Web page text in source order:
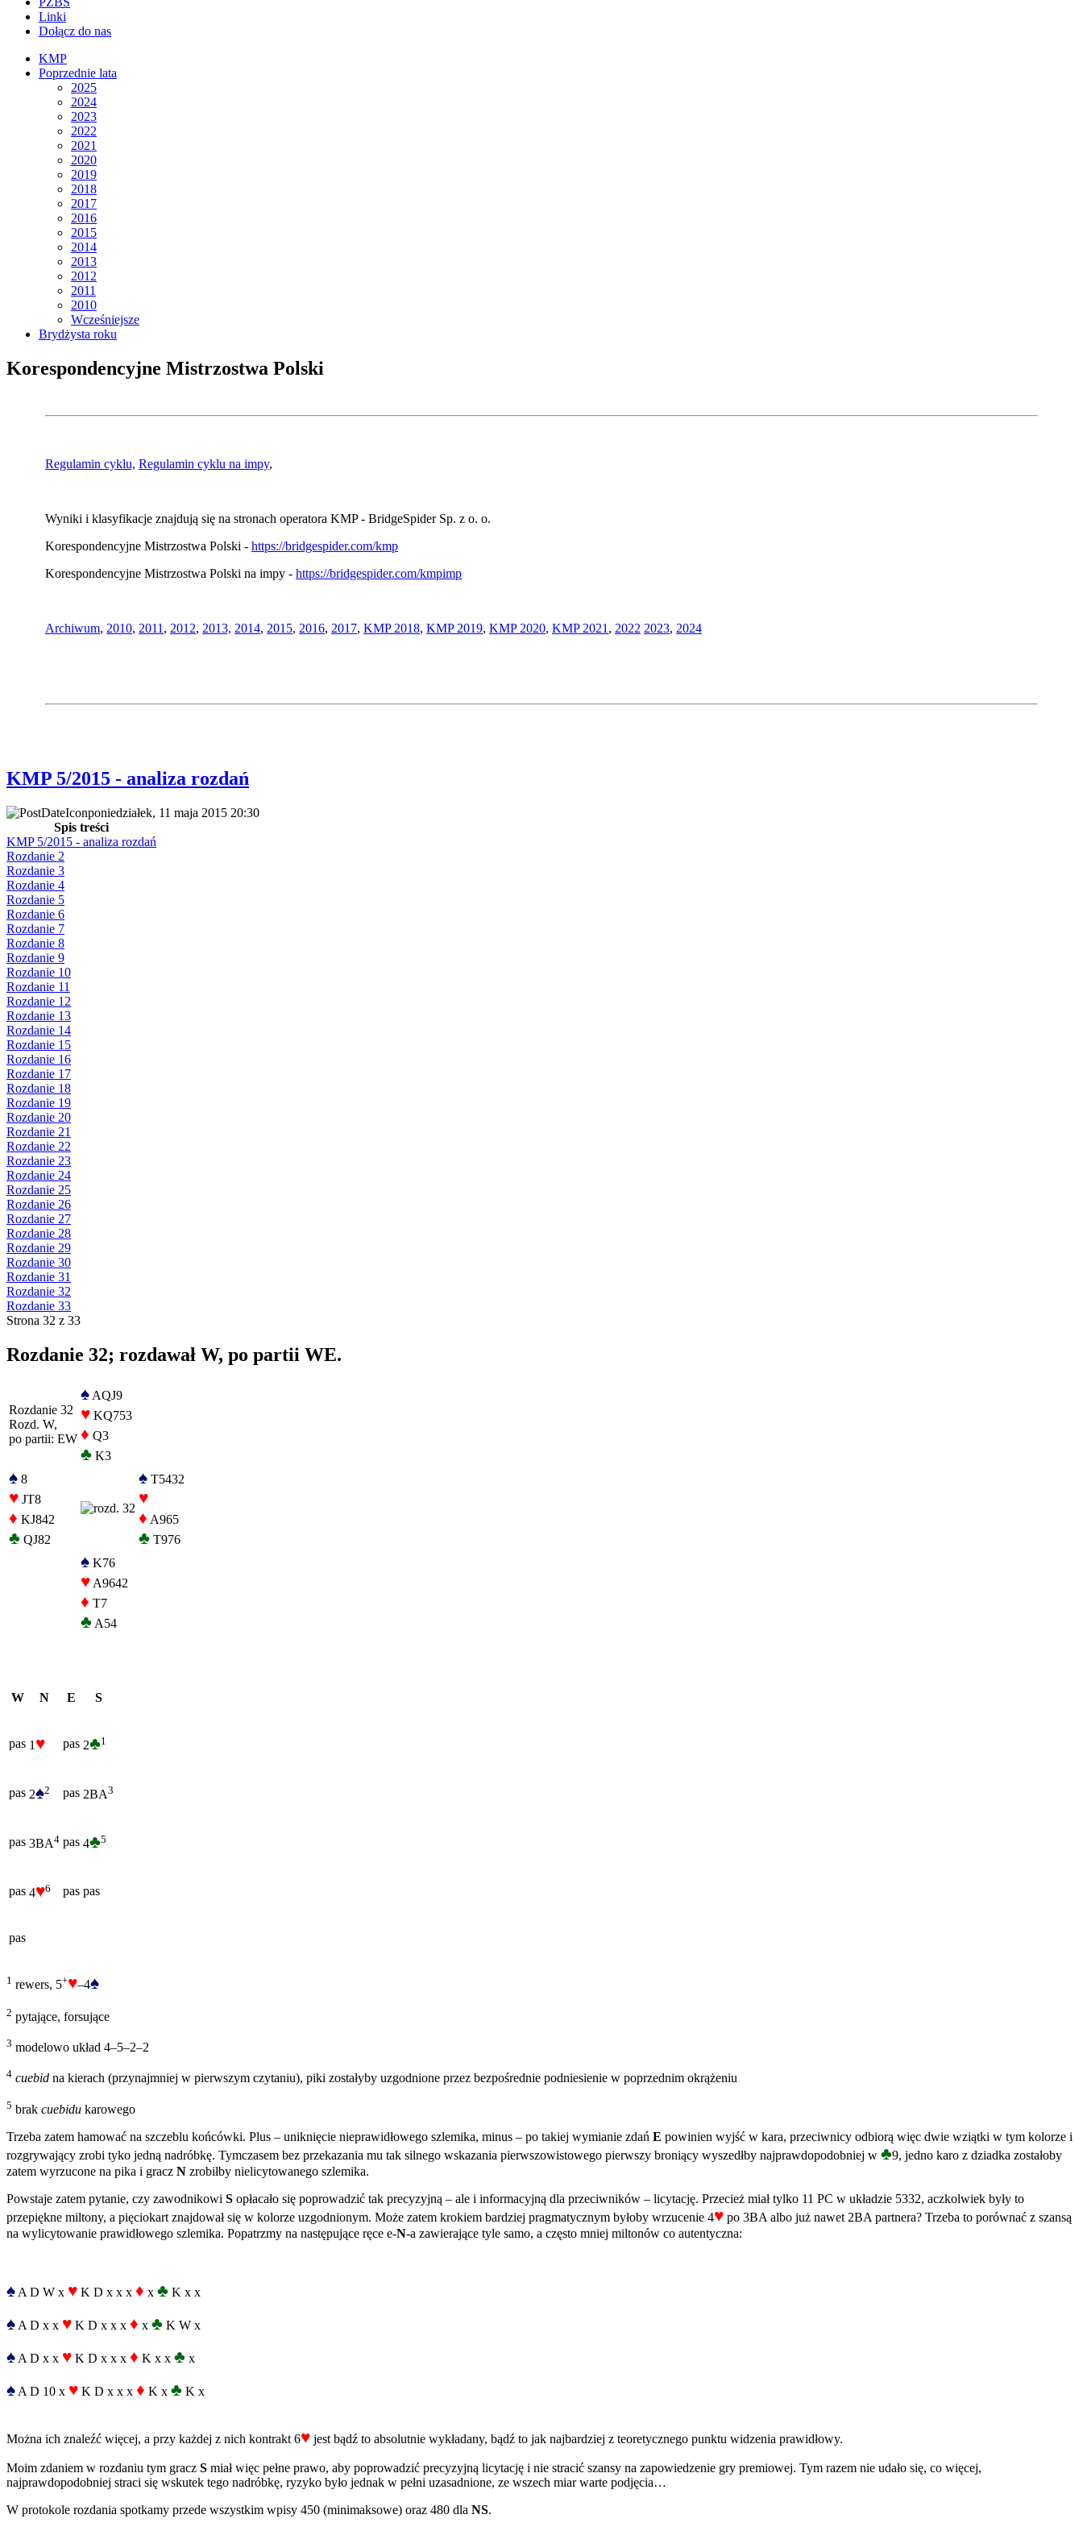
Linki
Dołącz do nas
KMP
Poprzednie lata
2025
2024
2023
2022
2021
2020
2019
2018
2017
2016
2015
2014
2013
2012
2011
2010
Wcześniejsze
Brydżysta roku
Korespondencyjne Mistrzostwa Polski
Regulamin cyklu, Regulamin cyklu na impy,
Wyniki i klasyfikacje znajdują się na stronach operatora KMP - BridgeSpider Sp. z o. o.
Korespondencyjne Mistrzostwa Polski - https://bridgespider.com/kmp
Korespondencyjne Mistrzostwa Polski na impy - https://bridgespider.com/kmpimp
Archiwum, 2010, 2011 , 2012, 2013, 2014, 2015, 2016, 2017, KMP 2018, KMP 2019, KMP 2020, KMP 2021 , 2022 2023, 2024
KMP 5/2015 - analiza rozdań
poniedziałek, 11 maja 2015 20:30
Spis treści
KMP 5/2015 - analiza rozdań
Rozdanie 2
Rozdanie 3
Rozdanie 4
Rozdanie 5
Rozdanie 6
Rozdanie 7
Rozdanie 8
Rozdanie 9
Rozdanie 10
Rozdanie 11
Rozdanie 12
Rozdanie 13
Rozdanie 14
Rozdanie 15
Rozdanie 16
Rozdanie 17
Rozdanie 18
Rozdanie 19
Rozdanie 20
Rozdanie 21
Rozdanie 22
Rozdanie 23
Rozdanie 24
Rozdanie 25
Rozdanie 26
Rozdanie 27
Rozdanie 28
Rozdanie 29
Rozdanie 30
Rozdanie 31
Rozdanie 32
Rozdanie 33
Strona 32 z 33
Rozdanie 32; rozdawał W, po partii WE.
Rozdanie 32
Rozd. W,
po partii: EW
♠ AQJ9
♥ KQ753
♦ Q3
♣ K3
♠ 8
♥ JT8
♦ KJ842
♣ QJ82
♠ T5432
♥
♦ A965
♣ T976
♠ K76
♥ A9642
♦ T7
♣ A54
W N E S
pas 1 ♥ pas 2♣1
pas 2♠2 pas 2BA3
pas 3BA4 pas 4♣5
pas 4♥6 pas pas
pas
1 rewers, 5+♥–4♠
2 pytające, forsujące
3 modelowo układ 4–5–2–2
4 cuebid na kierach (przynajmniej w pierwszym czytaniu), piki zostałyby uzgodnione przez bezpośrednie podniesienie w poprzednim okrążeniu
5 brak cuebidu karowego
Trzeba zatem hamować na szczeblu końcówki. Plus – uniknięcie nieprawidłowego szlemika, minus – po takiej wymianie zdań E powinien wyjść w kara, przeciwnicy odbiorą więc dwie wziątki w tym kolorze i
rozgrywający zrobi tyko jedną nadróbkę. Tymczasem bez przekazania mu tak silnego wskazania pierwszowistowego pierwszy broniący wyszedłby najprawdopodobniej w ♣9, jedno karo z dziadka zostałoby
zatem wyrzucone na pika i gracz N zrobiłby nielicytowanego szlemika.
Powstaje zatem pytanie, czy zawodnikowi S opłacało się poprowadzić tak precyzyjną – ale i informacyjną dla przeciwników – licytację. Przecież miał tylko 11 PC w układzie 5332, aczkolwiek były to
przepiękne miltony, a pięciokart znajdował się w kolorze uzgodnionym. Może zatem krokiem bardziej pragmatycznym byłoby wrzucenie 4♥ po 3BA albo już nawet 2BA partnera? Trzeba to porównać z szansą
na wylicytowanie prawidłowego szlemika. Popatrzmy na następujące ręce e-N-a zawierające tyle samo, a często mniej miltonów co autentyczna:
♠ A D W x ♥ K D x x x ♦ x ♣ K x x
♠ A D x x ♥ K D x x x ♦ x ♣ K W x
♠ A D x x ♥ K D x x x ♦ K x x ♣ x
♠ A D 10 x ♥ K D x x x ♦ K x ♣ K x
Można ich znaleźć więcej, a przy każdej z nich kontrakt 6♥ jest bądź to absolutnie wykładany, bądź to jak najbardziej z teoretycznego punktu widzenia prawidłowy.
Moim zdaniem w rozdaniu tym gracz S miał więc pełne prawo, aby poprowadzić precyzyjną licytację i nie stracić szansy na zapowiedzenie gry premiowej. Tym razem nie udało się, co więcej,
najprawdopodobniej straci się wskutek tego nadróbkę, ryzyko było jednak w pełni uzasadnione, ze wszech miar warte podjęcia…
W protokole rozdania spotkamy przede wszystkim wpisy 450 (minimaksowe) oraz 480 dla NS.